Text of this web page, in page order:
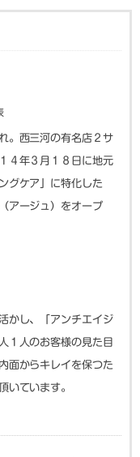
。西三河の有名店２サ
４年３月１８日に地元
グケア」に特化した
ージュ）をオープ
かし、「アンチエイジ
１人のお客様の見た目
面からキレイを保つた
いています。